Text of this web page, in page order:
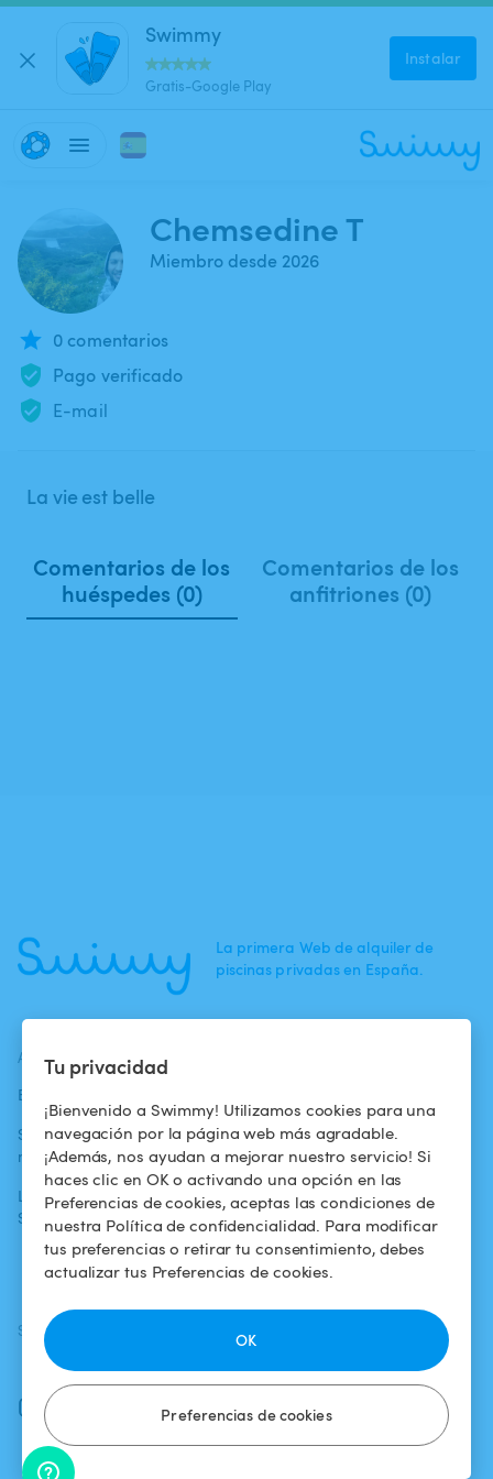
Tu privacidad
¡Bienvenido a Swimmy! Utilizamos cookies para una
navegación por la página web más agradable.
¡Además, nos ayudan a mejorar nuestro servicio! Si
haces clic en OK o activando una opción en las
Preferencias de cookies, aceptas las condiciones de
nuestra Política de confidencialidad. Para modificar
tus preferencias o retirar tu consentimiento, debes
actualizar tus Preferencias de cookies.
Preferencias de cookies
OK
Swimmy
Gratis-Google Play
Instalar
Chemsedine T
Miembro desde 2026
0 comentarios
Pago verificado
E-mail
La vie est belle
Comentarios de los
huéspedes (0)
Comentarios de los
anfitriones (0)
La primera Web de alquiler de
piscinas privadas en España.
ACTUALIDADES
Blog
Swimmy en los
medios
La aventura
Swimmy
Para los
propietarios
Alquilar mi
piscina
¿Cómo funciona?
Condiciones de
uso
Política de
confidencialidad
Aviso legal
SÍGUENOS
Facebook
Instagram